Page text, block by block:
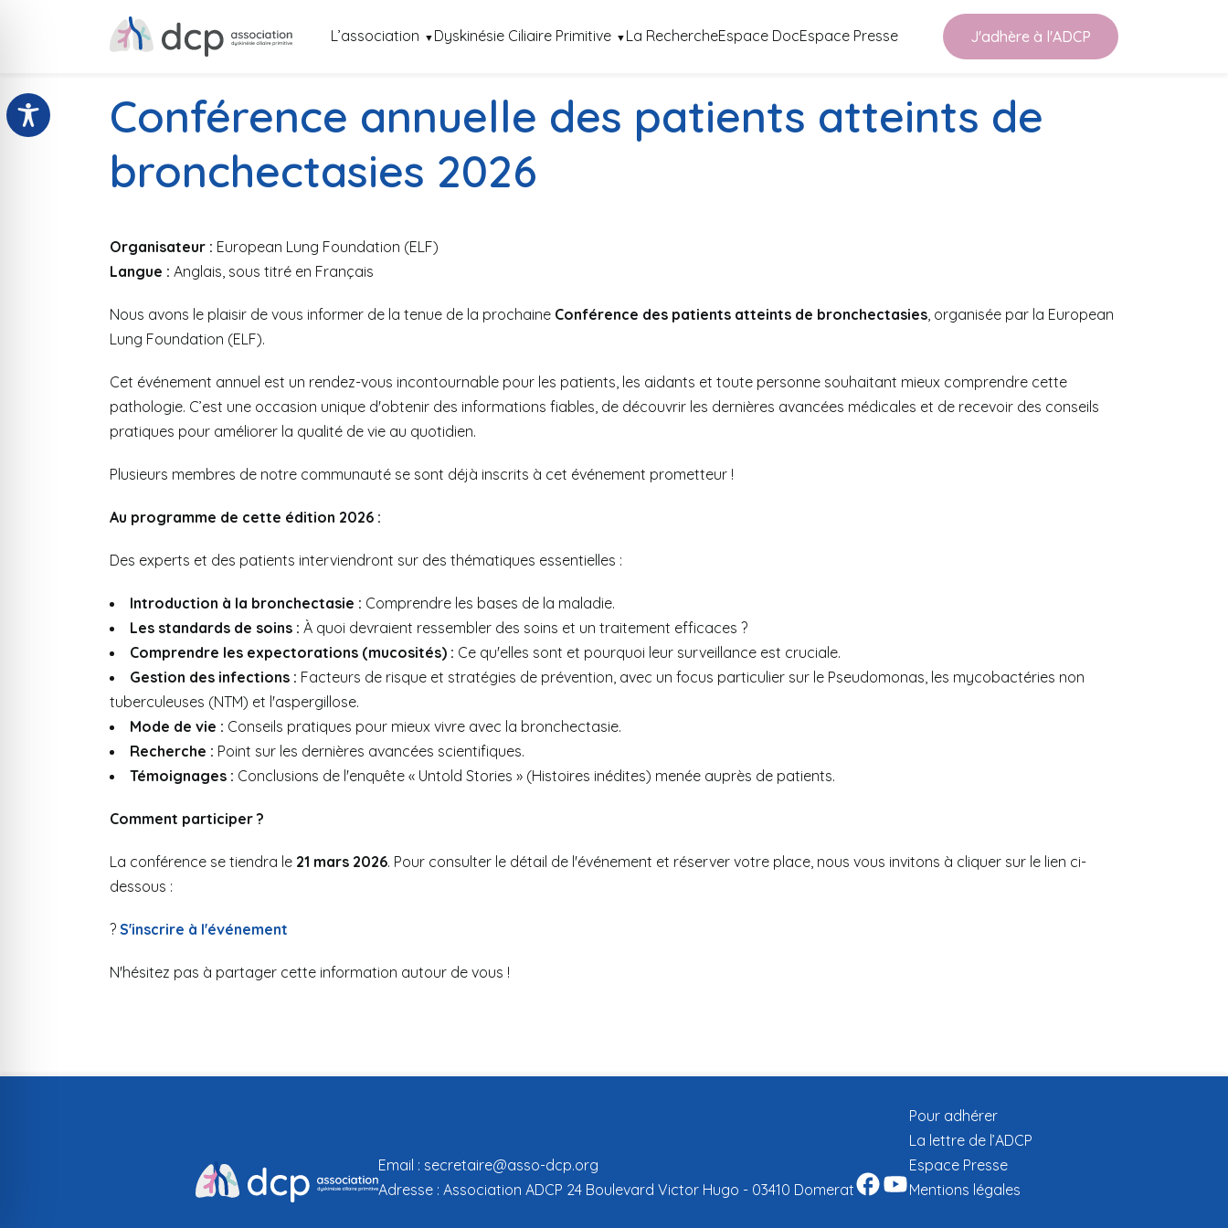
L’association Dyskinésie Ciliaire Primitive La RechercheEspace DocEspace Presse
J'adhère à l'ADCP
Conférence annuelle des patients atteints de
bronchectasies 2026
Organisateur : European Lung Foundation (ELF)
Langue : Anglais, sous titré en Français
Nous avons le plaisir de vous informer de la tenue de la prochaine Conférence des patients atteints de bronchectasies, organisée par la European
Lung Foundation (ELF).
Cet événement annuel est un rendez-vous incontournable pour les patients, les aidants et toute personne souhaitant mieux comprendre cette
pathologie. C’est une occasion unique d'obtenir des informations fiables, de découvrir les dernières avancées médicales et de recevoir des conseils
pratiques pour améliorer la qualité de vie au quotidien.
Plusieurs membres de notre communauté se sont déjà inscrits à cet événement prometteur !
Au programme de cette édition 2026 :
Des experts et des patients interviendront sur des thématiques essentielles :
Introduction à la bronchectasie : Comprendre les bases de la maladie.
Les standards de soins : À quoi devraient ressembler des soins et un traitement efficaces ?
Comprendre les expectorations (mucosités) : Ce qu'elles sont et pourquoi leur surveillance est cruciale.
Gestion des infections : Facteurs de risque et stratégies de prévention, avec un focus particulier sur le Pseudomonas, les mycobactéries non
tuberculeuses (NTM) et l'aspergillose.
Mode de vie : Conseils pratiques pour mieux vivre avec la bronchectasie.
Recherche : Point sur les dernières avancées scientifiques.
Témoignages : Conclusions de l'enquête « Untold Stories » (Histoires inédites) menée auprès de patients.
Comment participer ?
La conférence se tiendra le 21 mars 2026. Pour consulter le détail de l'événement et réserver votre place, nous vous invitons à cliquer sur le lien ci-
dessous :
? S'inscrire à l'événement
N'hésitez pas à partager cette information autour de vous !
Email : secretaire@asso-dcp.org
Adresse : Association ADCP 24 Boulevard Victor Hugo - 03410 Domerat
Pour adhérer
La lettre de l’ADCP
Espace Presse
Mentions légales